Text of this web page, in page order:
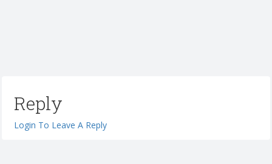
Reply
Login To Leave A Reply